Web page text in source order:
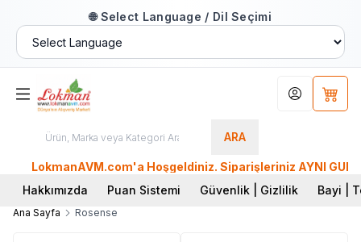
🌐 Select Language / Dil Seçimi
ARA
Hesabım
LokmanAVM.com'a Hoşgeldiniz. Siparişleriniz AYNI GÜN
Hakkımızda
Puan Sistemi Güvenlik | Gizlilik Bayi |
Ana Sayfa Rosense